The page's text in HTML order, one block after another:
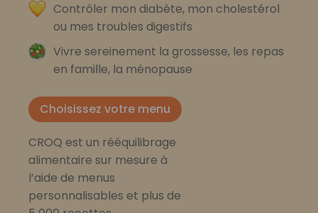
Contrôler mon diabète, mon cholestérol
ou mes troubles digestifs
Vivre sereinement la grossesse, les repas
en famille, la ménopause
Choisissez votre menu
CROQ est un rééquilibrage
alimentaire sur mesure à
l’aide de menus
personnalisables et plus de